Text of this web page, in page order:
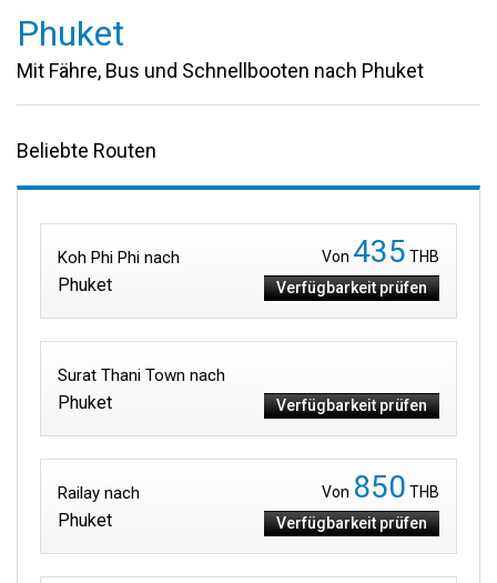
Phuket
Mit Fähre, Bus und Schnellbooten nach Phuket
Beliebte Routen
Koh Phi Phi nach
Phuket
Von 435 THB
Verfügbarkeit prüfen
Surat Thani Town nach
Phuket Verfügbarkeit prüfen
Railay nach
Phuket
Von 850 THB
Verfügbarkeit prüfen